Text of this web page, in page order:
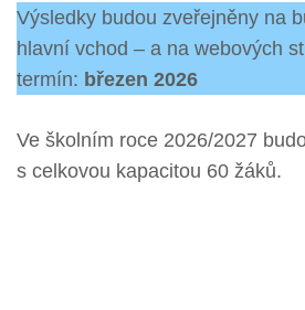
Výsledky budou zveřejněny na
hlavní vchod – a na webových
termín: březen 2026
Ve školním roce 2026/2027
s celkovou kapacitou 60 žáků.